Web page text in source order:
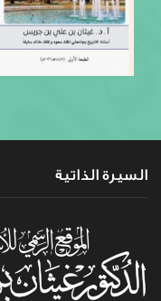
السيرة الذاتية